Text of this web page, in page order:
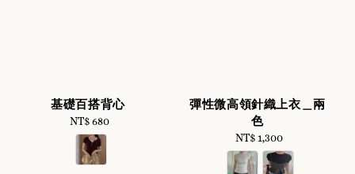
基礎百搭背心
Regular
price
NT$ 680
彈性微高領針織上衣＿兩
色
Regular
price
NT$ 1,300